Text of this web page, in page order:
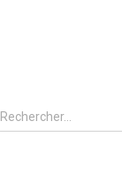
Rechercher…